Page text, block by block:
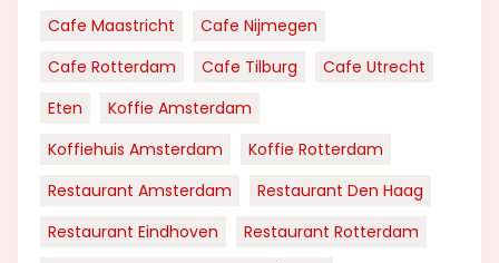
Cafe Maastricht
Cafe Nijmegen
Cafe Rotterdam
Cafe Tilburg
Cafe Utrecht
Eten
Koffie Amsterdam
Koffiehuis Amsterdam
Koffie Rotterdam
Restaurant Amsterdam
Restaurant Den Haag
Restaurant Eindhoven
Restaurant Rotterdam